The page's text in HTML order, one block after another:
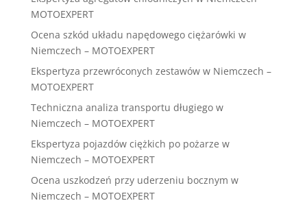
MOTOEXPERT
Ocena szkód układu napędowego ciężarówki w
Niemczech – MOTOEXPERT
Ekspertyza przewróconych zestawów w Niemczech –
MOTOEXPERT
Techniczna analiza transportu długiego w
Niemczech – MOTOEXPERT
Ekspertyza pojazdów ciężkich po pożarze w
Niemczech – MOTOEXPERT
Ocena uszkodzeń przy uderzeniu bocznym w
Niemczech – MOTOEXPERT